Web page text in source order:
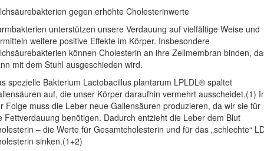
gegen erhöhte Cholesterinwerte
unterstützen unsere Verdauung auf vielfältige Weise und
weitere positive Effekte im Körper. Insbesondere
können Cholesterin an ihre Zellmembran binden,
mit dem Stuhl ausgeschieden wird.
spezielle Bakterium Lactobacillus plantarum LPLDL® spaltet
auf, die unser Körper daraufhin vermehrt ausscheidet.(1)
Folge muss die Leber neue Gallensäuren produzieren, da wir sie für
Fettverdauung benötigen. Dadurch entzieht die Leber dem Blut
– die Werte für Gesamtcholesterin und für das „schlechte“
sinken.(1+2)